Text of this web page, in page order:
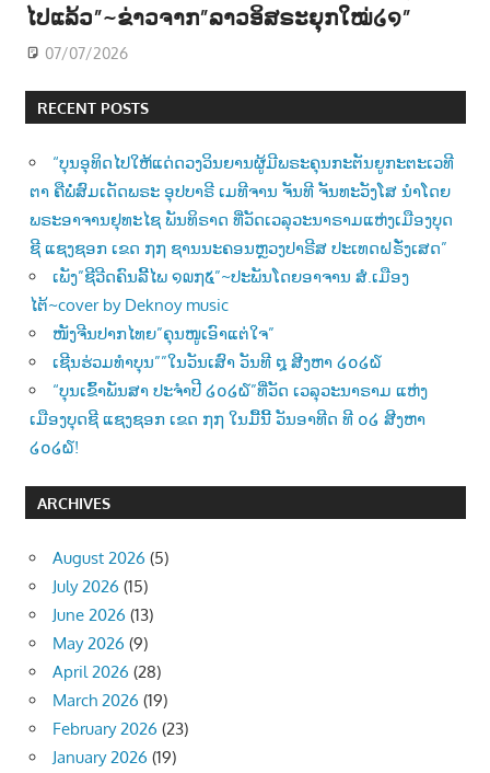
ໄປແລ້ວ”~ຂ່າວຈາກ”ລາວອິສຣະຍຸກໃໝ່໒໑”
07/07/2026
RECENT POSTS
“ບຸນອຸທິດໄປໃຫ້ແດ່ດວງວິນຍານຜູ້ມີພຣະຄຸນກະຕັນຍູກະຕະເວທີ
ຕາ ຄືພໍ່ສົມເດັດພຣະ ອຸປບາຣີ ເມທີຈານ ຈັນທີ ຈັນທະວັງໂສ ນຳໂດຍ
ພຣະອາຈານຢຸທະໄຊ ພັນທິຣາດ ທີ່ວັດເວລຸວະນາຣາມແຫ່ງເມືອງບຸດ
ຊີ ແຊງຊອກ ເຂດ ໗໗ ຊານນະຄອນຫຼວງປາຣີສ ປະເທດຝຣັ່ງເສດ”
ເພັງ”ຊີວີດຄົນລີ້ໄພ ໑໙໗໕”~ປະພັນໂດຍອາຈານ ສໍ.ເມືອງ
ໄຕ້~cover by Deknoy music
ໜັງຈີນປາກໄທຍ”ຄຸນໜູເອົາແຕ່ໃຈ”
ເຊີນຮ່ວມທຳບຸນ””ໃນວັນເສົາ ວັນທີ ໘ ສີງຫາ ໒໐໒໖
“ບຸນເຂົ້າພັນສາ ປະຈຳປີ ໒໐໒໖”ທີ່ວັດ ເວລຸວະນາຣາມ ແຫ່ງ
ເມືອງບຸດຊີ ແຊງຊອກ ເຂດ ໗໗ ໃນມື້ນີ້ ວັນອາທີດ ທີ ໐໒ ສີງຫາ
໒໐໒໖!
ARCHIVES
August 2026 (5)
July 2026 (15)
June 2026 (13)
May 2026 (9)
April 2026 (28)
March 2026 (19)
February 2026 (23)
January 2026 (19)